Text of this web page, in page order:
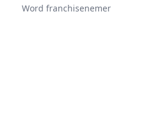
Word franchisenemer